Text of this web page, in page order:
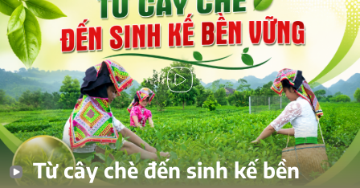
Từ cây chè đến sinh kế bền